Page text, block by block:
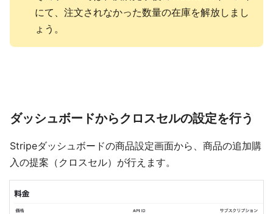
にて、注文されなかった数量の在庫を解放しまし
ょう。
ダッシュボードからクロスセルの設定を行う
Stripeダッシュボードの商品設定画面から、商品の追加購
入の提案（クロスセル）が行えます。